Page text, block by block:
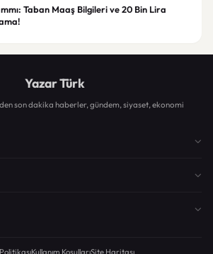
Taban Maaş Bilgileri ve 20 Bin Lira
Yazar Türk
son dakika haberler, gündem, siyaset, ekonomi
Kullanım KoşullarıSite Haritası